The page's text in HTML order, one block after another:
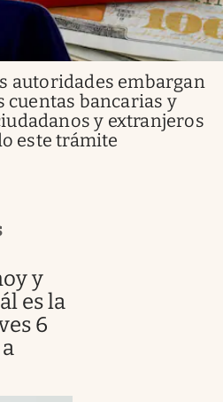
autoridades embargan
cuentas bancarias y
y extranjeros
este trámite
y
es la
6